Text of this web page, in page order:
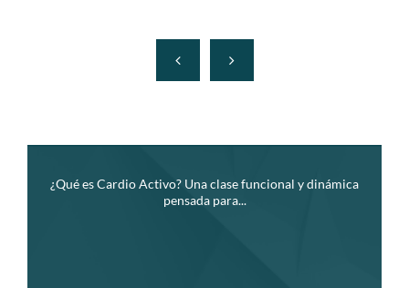
¿Qué es Cardio Activo? Una clase funcional y dinámica
pensada para...